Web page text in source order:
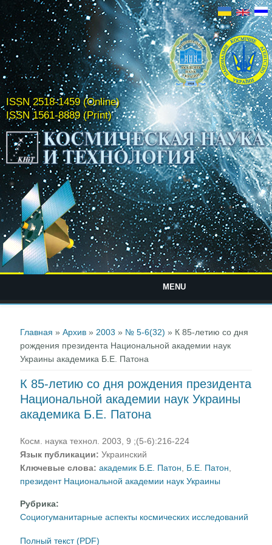
ISSN 2518-1459 (Online)
ISSN 1561-8889 (Print)
MENU
Главная »Архив » 2003 » № 5-6(32) » К 85-летию со дня
рождения президента Национальной академии наук
Украины академика Б.Е. Патона
К 85-летию со дня рождения президента
Национальной академии наук Украины
академика Б.Е. Патона
Косм. наука технол. 2003, 9 ;(5-6):216-224
Язык публикации: Украинский
Ключевые слова: академик Б.Е. Патон Б.Е. Патон
президент Национальной академии наук Украины
Рубрика:
Социогуманитарные аспекты космических исследований
Полный текст (PDF)